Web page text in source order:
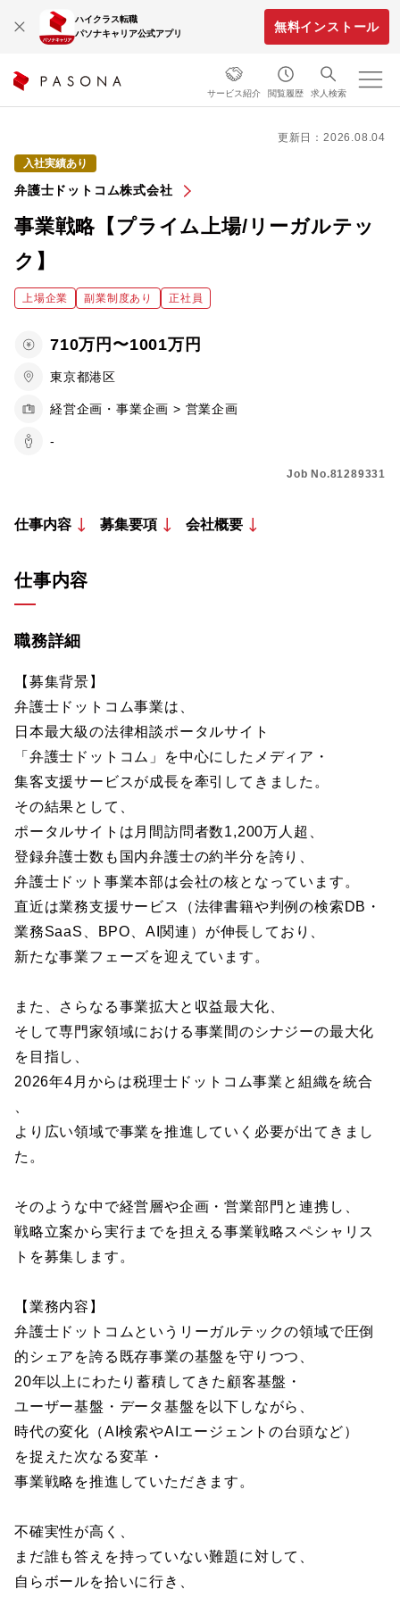
ハイクラス転職
パソナキャリア公式アプリ
無料インストール
サービス紹介 閲覧履歴 求人検索
更新日：2026.08.04
入社実績あり
弁護士ドットコム株式会社
事業戦略【プライム上場/リーガルテッ
ク】
上場企業 副業制度あり 正社員
710万円〜1001万円
東京都港区
経営企画・事業企画 > 営業企画
-
Job No.81289331
仕事内容 募集要項 会社概要
仕事内容
職務詳細
【募集背景】
弁護士ドットコム事業は、
日本最大級の法律相談ポータルサイト
「弁護士ドットコム」を中心にしたメディア・
集客支援サービスが成長を牽引してきました。
その結果として、
ポータルサイトは月間訪問者数1,200万人超、
登録弁護士数も国内弁護士の約半分を誇り、
弁護士ドット事業本部は会社の核となっています。
直近は業務支援サービス（法律書籍や判例の検索DB・
業務SaaS、BPO、AI関連）が伸長しており、
新たな事業フェーズを迎えています。
また、さらなる事業拡大と収益最大化、
そして専門家領域における事業間のシナジーの最大化
を目指し、
2026年4月からは税理士ドットコム事業と組織を統合
より広い領域で事業を推進していく必要が出てきまし
た。
そのような中で経営層や企画・営業部門と連携し、
戦略立案から実行までを担える事業戦略スペシャリス
トを募集します。
【業務内容】
弁護士ドットコムというリーガルテックの領域で圧倒
的シェアを誇る既存事業の基盤を守りつつ、
20年以上にわたり蓄積してきた顧客基盤・
ユーザー基盤・データ基盤を以下しながら、
時代の変化（AI検索やAIエージェントの台頭など）
を捉えた次なる変革・
事業戦略を推進していただきます。
不確実性が高く、
まだ誰も答えを持っていない難題に対して、
自らボールを拾いに行き、